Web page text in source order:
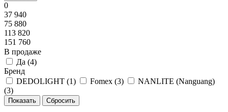
0
37 940
75 880
113 820
151 760
В продаже
Да (4)
Бренд
DEDOLIGHT (1) Fomex (3)
NANLITE (Nanguang)
(3)
Сбросить